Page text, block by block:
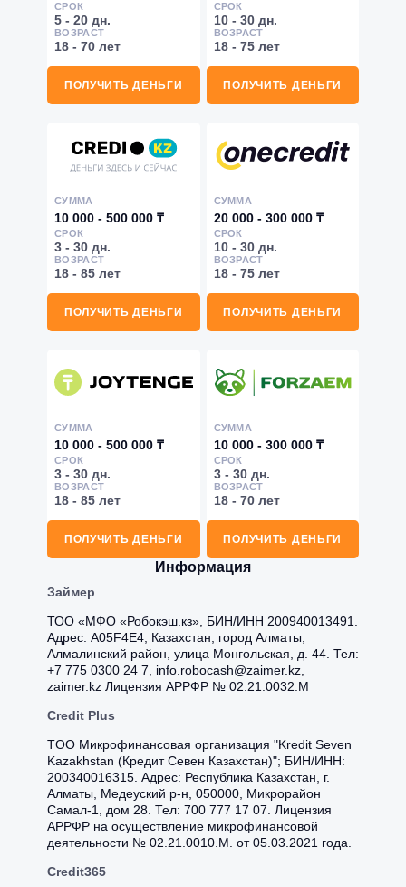
СРОК
5 - 20 дн.
ВОЗРАСТ
18 - 70 лет
ПОЛУЧИТЬ ДЕНЬГИ
СРОК
10 - 30 дн.
ВОЗРАСТ
18 - 75 лет
ПОЛУЧИТЬ ДЕНЬГИ
СУММА
10 000 - 500 000 ₸
СРОК
3 - 30 дн.
ВОЗРАСТ
18 - 85 лет
ПОЛУЧИТЬ ДЕНЬГИ
СУММА
20 000 - 300 000 ₸
СРОК
10 - 30 дн.
ВОЗРАСТ
18 - 75 лет
ПОЛУЧИТЬ ДЕНЬГИ
СУММА
10 000 - 500 000 ₸
СРОК
3 - 30 дн.
ВОЗРАСТ
18 - 85 лет
ПОЛУЧИТЬ ДЕНЬГИ
СУММА
10 000 - 300 000 ₸
СРОК
3 - 30 дн.
ВОЗРАСТ
18 - 70 лет
ПОЛУЧИТЬ ДЕНЬГИ
Информация
Займер
ТОО «МФО «Робокэш.кз», БИН/ИНН 200940013491.
Адрес: A05F4E4, Казахстан, город Алматы,
Алмалинский район, улица Монгольская, д. 44. Тел:
+7 775 0300 24 7, info.robocash@zaimer.kz,
zaimer.kz Лицензия АРРФР № 02.21.0032.М
Credit Plus
TOO Микрофинансовая организация "Kredit Seven
Kazakhstan (Кредит Севен Казахстан)"; БИН/ИНН:
200340016315. Адрес: Республика Казахстан, г.
Алматы, Медеуский р-н, 050000, Микрорайон
Самал-1, дом 28. Тел: 700 777 17 07. Лицензия
АРРФР на осуществление микрофинансовой
деятельности № 02.21.0010.M. от 05.03.2021 года.
Credit365